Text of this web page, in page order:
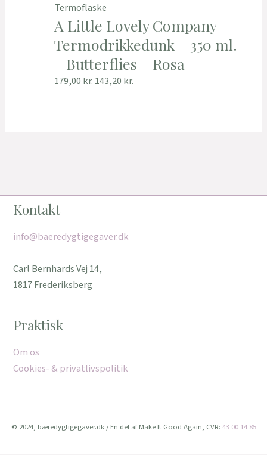
Termoflaske
A Little Lovely Company
Termodrikkedunk – 350 ml.
– Butterflies – Rosa
179,00kr.143,20 kr.
Kontakt
info@baeredygtigegaver.dk
Carl Bernhards Vej 14,
1817 Frederiksberg
Praktisk
Om os
Cookies- & privatlivspolitik
© 2024, bæredygtigegaver.dk / En del af Make It Good Again, CVR: 43 00 14 85